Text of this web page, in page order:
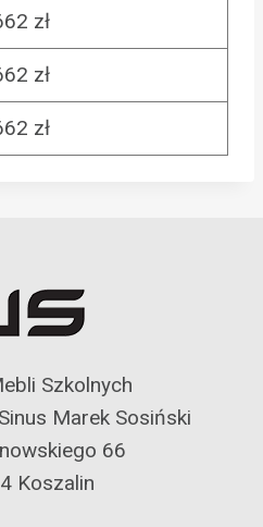
zł
zł
zł
Szkolnych
Marek Sosiński
66
Koszalin